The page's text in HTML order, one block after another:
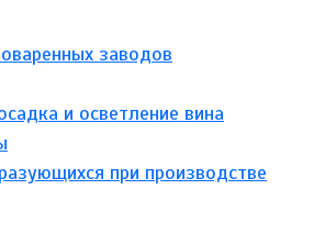
заводов
и осветление вина
при производстве